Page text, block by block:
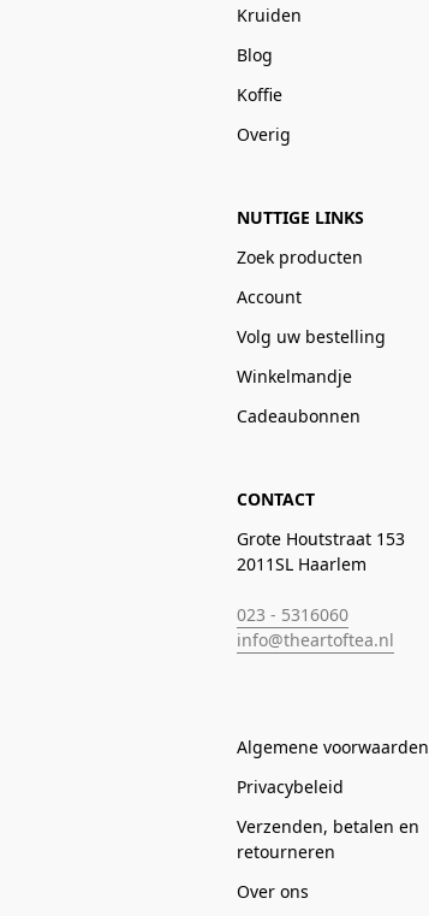
Kruiden
Blog
Koffie
Overig
NUTTIGE LINKS
Zoek producten
Account
Volg uw bestelling
Winkelmandje
Cadeaubonnen
CONTACT
Grote Houtstraat 153
2011SL Haarlem
023 - 5316060
info@theartoftea.nl
Algemene voorwaarden
Privacybeleid
Verzenden, betalen en
retourneren
Over ons